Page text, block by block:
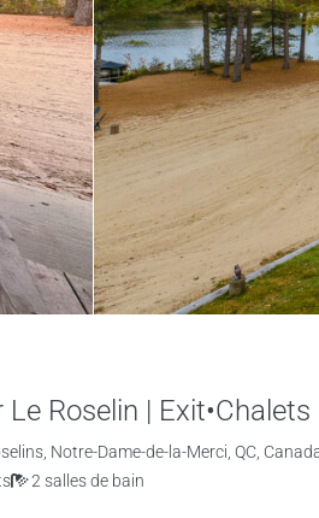
Roselin |
Notre-Dame-de-la-Merci, QC,
2 salles de bain